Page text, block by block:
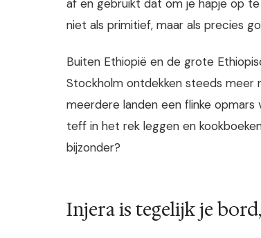
af en gebruikt dat om je hapje op
niet als primitief, maar als precies
Buiten Ethiopië en de grote
Stockholm ontdekken steeds meer
meerdere landen een flinke
teff in het rek leggen en
bijzonder?
Injera is tegelijk je